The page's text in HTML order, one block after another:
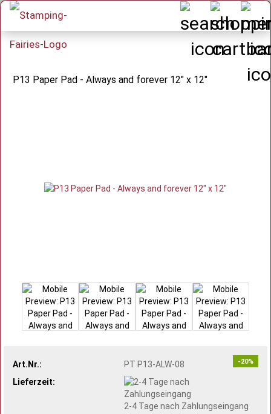
P13 Paper Pad - Always and forever 12" x 12"
-20%
Art.Nr.:
PT P13-ALW-08
Lieferzeit:
2-4 Tage nach Zahlungseingang